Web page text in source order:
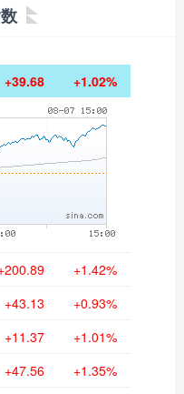
+39.68 +1.02%
+1.42%
+43.13 +0.93%
+11.37 +1.01%
+47.56 +1.35%